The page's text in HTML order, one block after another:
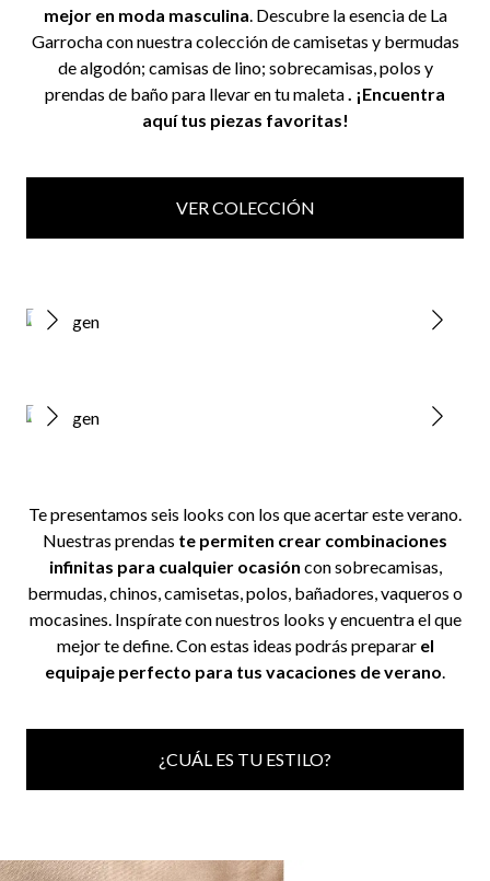
mejor en moda masculina. Descubre la esencia de La
Garrocha con nuestra colección de camisetas y bermudas
de algodón; camisas de lino; sobrecamisas, polos y
prendas de baño para llevar en tu maleta. ¡Encuentra
aquí tus piezas favoritas!
VER COLECCIÓN
Te presentamos seis looks con los que acertar este verano.
Nuestras prendas te permiten crear combinaciones
infinitas para cualquier ocasión con sobrecamisas,
bermudas, chinos, camisetas, polos, bañadores, vaqueros o
mocasines. Inspíratecon nuestros looks y encuentra el que
mejor te define. Con estas ideas podrás preparar el
equipaje perfecto para tus vacaciones de verano.
¿CUÁL ES TU ESTILO?